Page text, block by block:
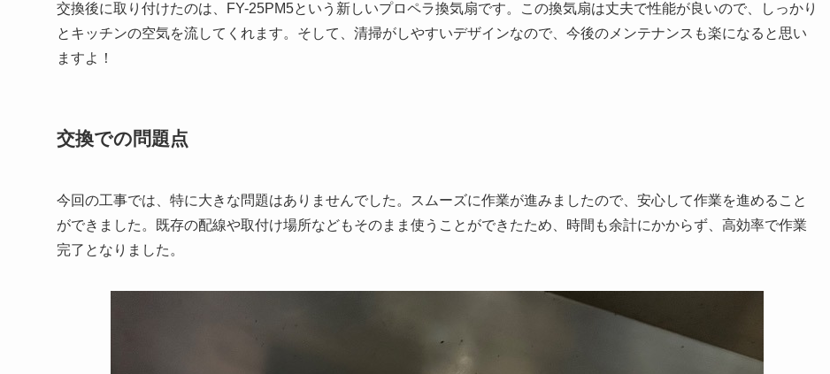
交換後に取り付けたのは、FY-25PM5という新しいプロペラ換気扇です。この換気扇は丈夫で性能が良いので、しっかり
とキッチンの空気を流してくれます。そして、清掃がしやすいデザインなので、今後のメンテナンスも楽になると思い
ますよ！
交換での問題点
今回の工事では、特に大きな問題はありませんでした。スムーズに作業が進みましたので、安心して作業を進めること
ができました。既存の配線や取付け場所などもそのまま使うことができたため、時間も余計にかからず、高効率で作業
完了となりました。